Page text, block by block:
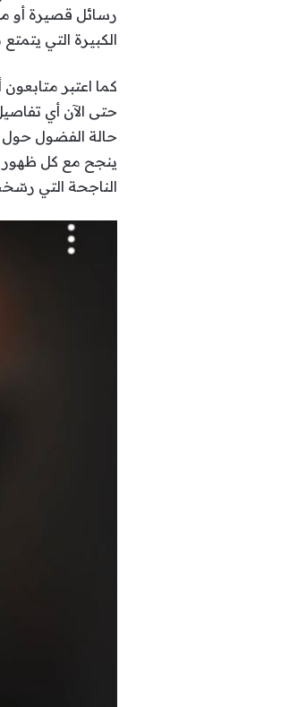
رسائل قصيرة أو
الكبيرة التي
كما اعتبر
حتى الآن أي
حالة الفضول حول
ينجح مع كل ظهور
الناجحة التي